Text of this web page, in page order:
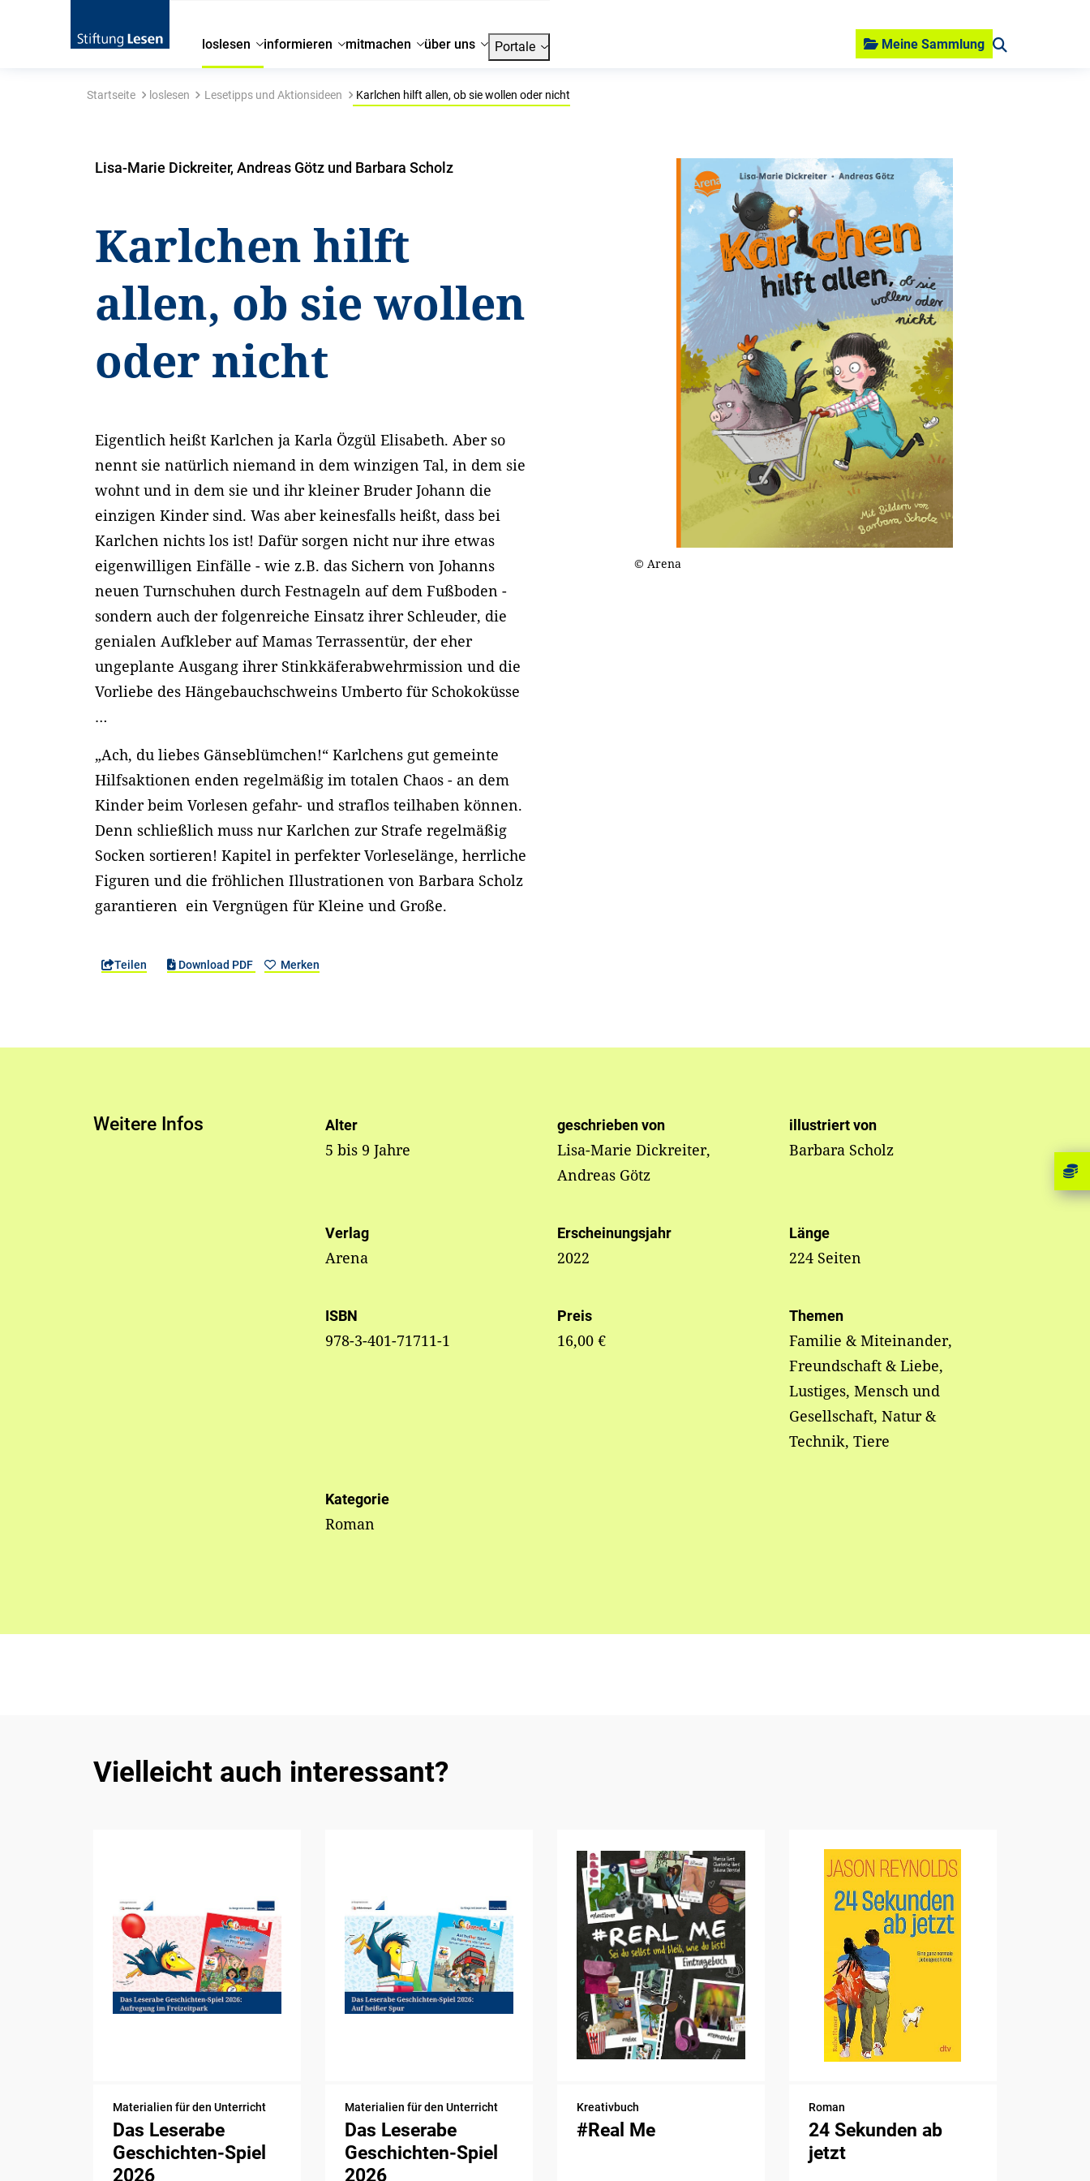
loslesen informieren mitmachen über uns Portale Meine Sammlung
Startseite loslesen Lesetipps und Aktionsideen Karlchen hilft allen, ob sie wollen oder nicht
Lisa-Marie Dickreiter, Andreas Götz und Barbara Scholz
Karlchen hilft
allen, ob sie wollen
oder nicht
Eigentlich heißt Karlchen ja Karla Özgül Elisabeth. Aber so
nennt sie natürlich niemand in dem winzigen Tal, in dem sie
wohnt und in dem sie und ihr kleiner Bruder Johann die
einzigen Kinder sind. Was aber keinesfalls heißt, dass bei
Karlchen nichts los ist! Dafür sorgen nicht nur ihre etwas
eigenwilligen Einfälle - wie z.B. das Sichern von Johanns
neuen Turnschuhen durch Festnageln auf dem Fußboden -
sondern auch der folgenreiche Einsatz ihrer Schleuder, die
genialen Aufkleber auf Mamas Terrassentür, der eher
ungeplante Ausgang ihrer Stinkkäferabwehrmission und die
Vorliebe des Hängebauchschweins Umberto für Schokoküsse
…
„Ach, du liebes Gänseblümchen!“ Karlchens gut gemeinte
Hilfsaktionen enden regelmäßig im totalen Chaos - an dem
Kinder beim Vorlesen gefahr- und straflos teilhaben können.
Denn schließlich muss nur Karlchen zur Strafe regelmäßig
Socken sortieren! Kapitel in perfekter Vorleselänge, herrliche
Figuren und die fröhlichen Illustrationen von Barbara Scholz
garantieren ein Vergnügen für Kleine und Große.
Teilen Download PDF Merken
© Arena
Weitere Infos Alter
5 bis 9 Jahre
geschrieben von
Lisa-Marie Dickreiter,
Andreas Götz
illustriert von
Barbara Scholz
Verlag
Arena
Erscheinungsjahr
2022
Länge
224 Seiten
ISBN
978-3-401-71711-1
Preis
16,00 €
Themen
Familie & Miteinander,
Freundschaft & Liebe,
Lustiges, Mensch und
Gesellschaft, Natur &
Technik, Tiere
Kategorie
Roman
Vielleicht auch interessant?
Materialien für den Unterricht
Das Leserabe
Geschichten-Spiel
2026
Materialien für den Unterricht
Das Leserabe
Geschichten-Spiel
2026
Kreativbuch
#Real Me
Roman
24 Sekunden ab
jetzt